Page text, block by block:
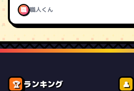
職 職人くん
🏆 ランキング 👤